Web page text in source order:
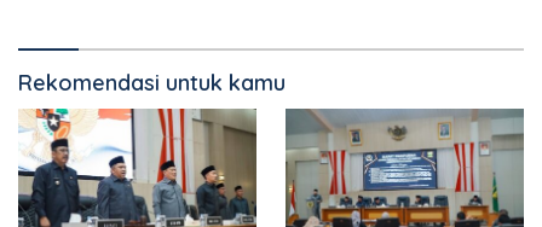
Rekomendasi untuk kamu